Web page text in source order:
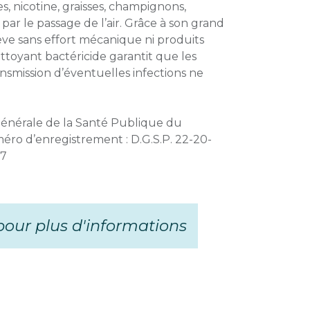
nicotine, graisses, champignons,
le passage de l’air. Grâce à son grand
sans effort mécanique ni produits
bactéricide garantit que les
d’éventuelles infections ne
de la Santé Publique du
d’enregistrement : D.G.S.P. 22-20-
plus d'informations